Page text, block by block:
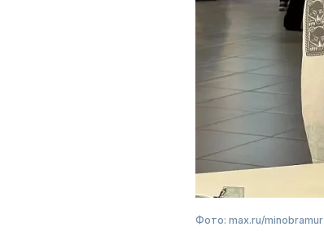
Фото: max.ru/minobramur